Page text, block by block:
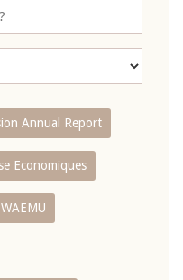
Annual Report
Economiques